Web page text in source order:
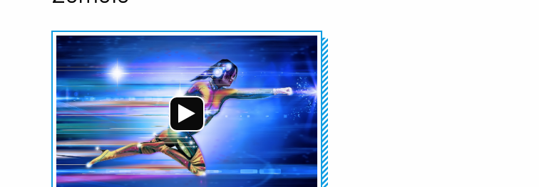
Audio-
Player